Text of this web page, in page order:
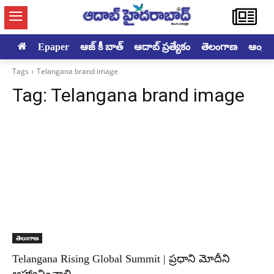
Epaper ఆజ్ కీ బాత్ ఆదాబ్ ప్రత్యేకం తెలంగాణ
Tags Telangana brand image
Tag: Telangana brand image
తెలంగాణ
Telangana Rising Global Summit | ప్రధాని మోదీని